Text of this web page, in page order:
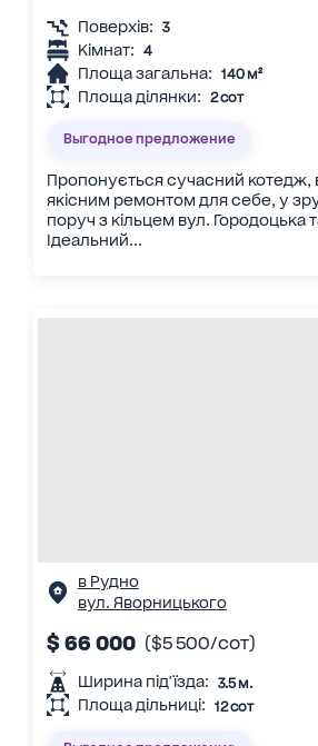
Поверхів: 3
Кімнат: 4
Площа загальна: 140 м²
Площа ділянки: 2 сот
Выгодное предложение
Пропонується сучасний котедж,
якісним ремонтом для себе, у
поруч з кільцем вул. Городоцька
Ідеальний...
в Рудно
вул. Яворницького
$ 66 000 ($5 500/сот)
Ширина під'їзда: 3.5 м.
Площа дільниці: 12 сот